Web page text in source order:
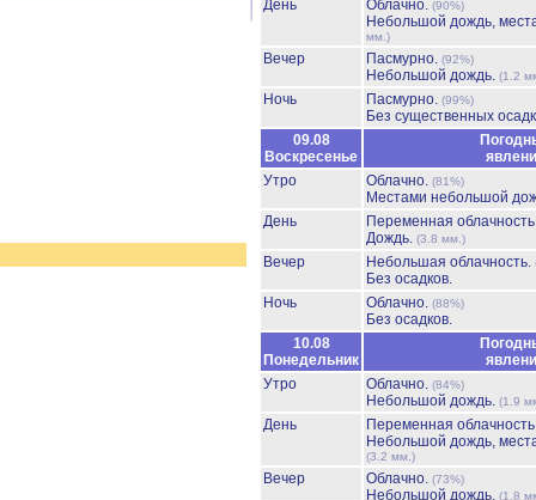
День Облачно. (90%)
Небольшой дождь,
мм.)
Вечер Пасмурно. (92%)
Небольшой дождь. (1.2
Ночь Пасмурно. (99%)
Без существенных
09.08
Воскресенье
Утро
Облачно. (81%)
Местами небольшой
День
Переменная
Дождь. (3.8 мм.)
Вечер Небольшая облачность.
Без осадков.
Ночь
Облачно. (88%)
Без осадков.
10.08
Понедельник
Утро
Облачно. (84%)
Небольшой дождь. (1.9
День
Переменная
Небольшой дождь,
(3.2 мм.)
Вечер Облачно. (73%)
Небольшой дождь. (1.8